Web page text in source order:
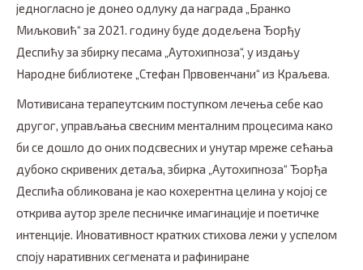
једногласно је донео одлуку да награда „Бранко
Миљковић“ за 2021. годину буде додељена Ђорђу
Деспићу за збирку песама „Аутохипноза“, у издању
Народне библиотеке „Стефан Првовенчани“ из Краљева.
Мотивисана терапеутским поступком лечења себе као
другог, управљања свесним менталним процесима како
би се дошло до оних подсвесних и унутар мреже сећања
дубоко скривених детаља, збирка „Аутохипноза“ Ђорђа
Деспића обликована је као кохерентна целина у којој се
открива аутор зреле песничке имагинације и поетичке
интенције. Иновативност кратких стихова лежи у успелом
споју наративних сегмената и рафиниране